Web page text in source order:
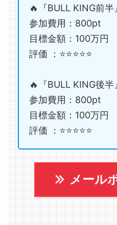
🔥『BULL KING前半
参加費用：800pt
目標金額：100万円
評価 ：⭐️⭐️⭐️⭐️⭐️
🔥『BULL KING後半
参加費用：800pt
目標金額：100万円
評価 ：⭐️⭐️⭐️⭐️⭐️
メール